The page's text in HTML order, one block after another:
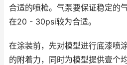
合适的喷枪。气泵要保证稳定的
在20 - 30psi较为合适。
在涂装前，先对模型进行底漆喷
的附着力，同时为模型提供壹个